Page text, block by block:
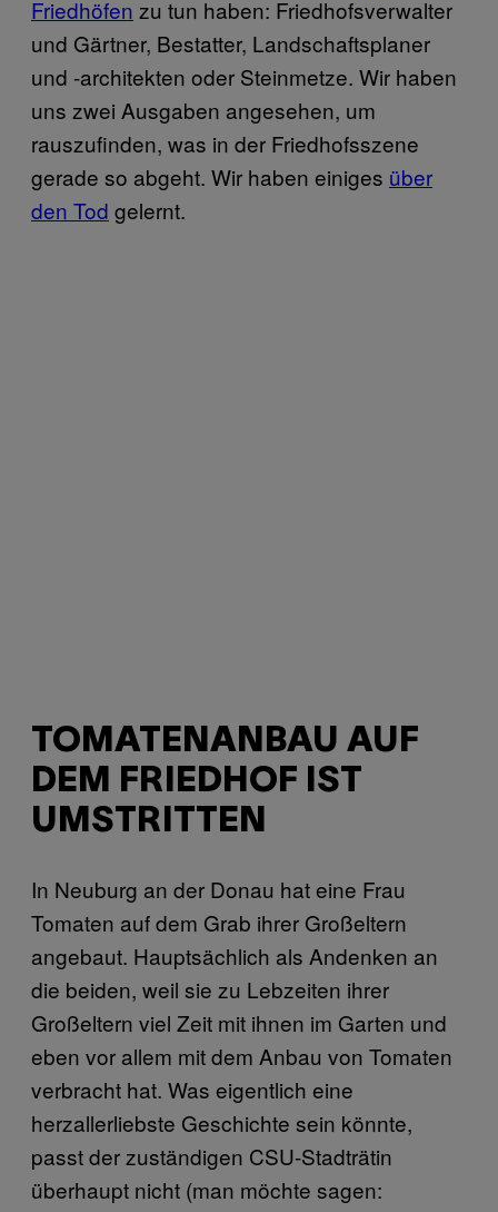
Friedhöfen zu tun haben: Friedhofsverwalter
und Gärtner, Bestatter, Landschaftsplaner
und -architekten oder Steinmetze. Wir haben
uns zwei Ausgaben angesehen, um
rauszufinden, was in der Friedhofsszene
gerade so abgeht. Wir haben einiges über
den Tod gelernt.
TOMATENANBAU AUF
DEM FRIEDHOF IST
UMSTRITTEN
In Neuburg an der Donau hat eine Frau
Tomaten auf dem Grab ihrer Großeltern
angebaut. Hauptsächlich als Andenken an
die beiden, weil sie zu Lebzeiten ihrer
Großeltern viel Zeit mit ihnen im Garten und
eben vor allem mit dem Anbau von Tomaten
verbracht hat. Was eigentlich eine
herzallerliebste Geschichte sein könnte,
passt der zuständigen CSU-Stadträtin
überhaupt nicht (man möchte sagen: